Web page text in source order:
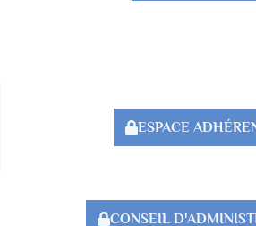
ESPACE
CONSEIL